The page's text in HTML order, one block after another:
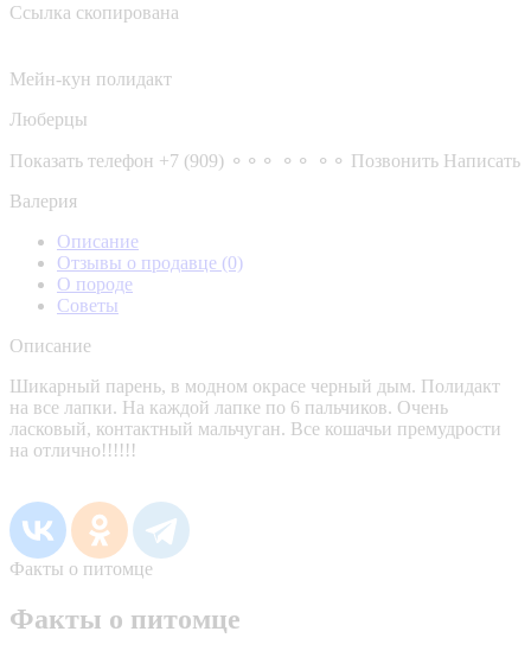
Ссылка скопирована
Мейн-кун полидакт
Люберцы
Показать телефон +7 (909) ⚬⚬⚬ ⚬⚬ ⚬⚬ Позвонить Написать
Валерия
Описание
Отзывы о продавце (0)
О породе
Советы
Описание
Шикарный парень, в модном окрасе черный дым. Полидакт
на все лапки. На каждой лапке по 6 пальчиков. Очень
ласковый, контактный мальчуган. Все кошачьи премудрости
на отлично!!!!!!
Факты о питомце
Факты о питомце